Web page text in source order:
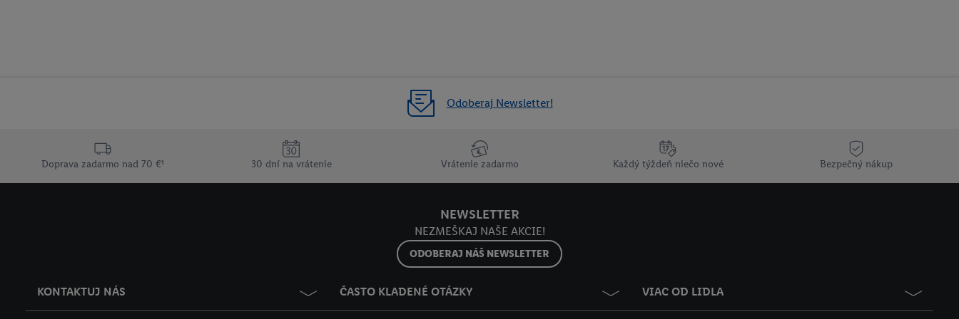
Odoberaj Newsletter!
Doprava zadarmo nad 70 €¹ 30 dní na vrátenie Vrátenie zadarmo Každý týždeň niečo nové Bezpečný nákup
NEWSLETTER
NEZMEŠKAJ NAŠE AKCIE!
ODOBERAJ NÁŠ NEWSLETTER
KONTAKTUJ NÁS ČASTO KLADENÉ OTÁZKY VIAC OD LIDLA